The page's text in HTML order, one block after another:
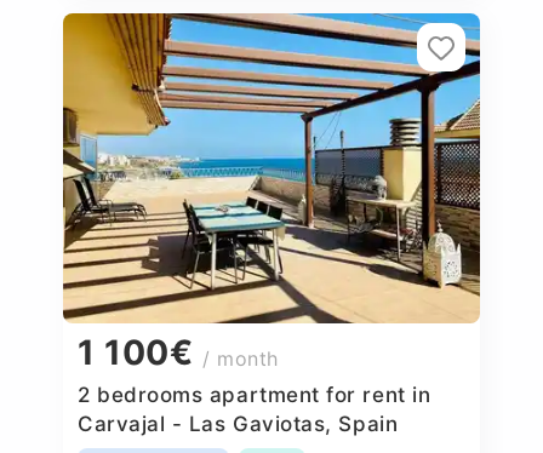
1 100€ / month
2 bedrooms apartment for rent in
Carvajal - Las Gaviotas, Spain